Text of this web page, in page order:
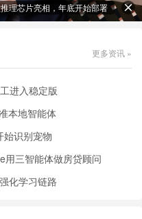
理芯片亮相，年底开始部署
更多资讯 »
进入稳定版
本地智能体
始识别宠物
用三智能体做房贷顾问
化学习链路